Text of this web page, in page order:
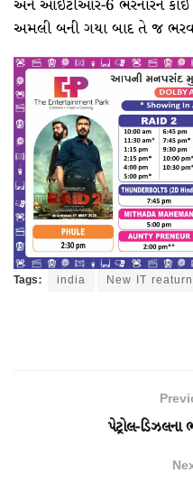
અને આઈટીઆર-6 ભરનારને કોઈ
અમલી બની ગયા બાદ તે જ
Tags: india New IT
પેટ્રોલ-